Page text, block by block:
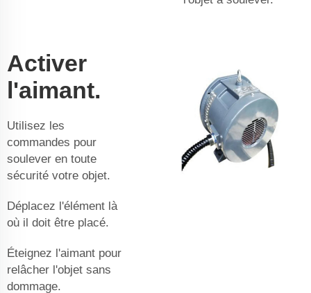
Activer
l'aimant.
Utilisez les
commandes pour
soulever en toute
sécurité votre objet.
Déplacez l'élément là
où il doit être placé.
Éteignez l'aimant pour
relâcher l'objet sans
dommage.